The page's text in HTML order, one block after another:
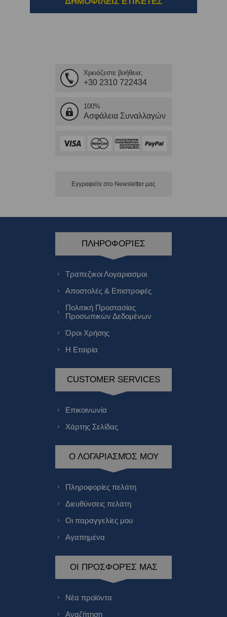
Χρειάζεστε βοήθεια;
+30 2310 722434
100%
Ασφάλεια Συναλλαγών
Εγγραφείτε στο Νewsletter μας
ΠΛΗΡΟΦΟΡΊΕΣ
Τραπεζικοι Λογαριασμοι
Αποστολές & Επιστροφές
Πολιτική Προστασίας
Προσωπικών Δεδομένων
Όροι Χρήσης
Η Εταιρία
CUSTOMER SERVICES
Επικοινωνία
Χάρτης Σελίδας
Ο ΛΟΓΑΡΙΑΣΜΌΣ ΜΟΥ
Πληροφορίες πελάτη
Διευθύνσεις πελάτη
Οι παραγγελίες μου
Αγαπημένα
ΟΙ ΠΡΟΣΦΟΡΈΣ ΜΑΣ
Νέα προϊόντα
Αναζήτηση